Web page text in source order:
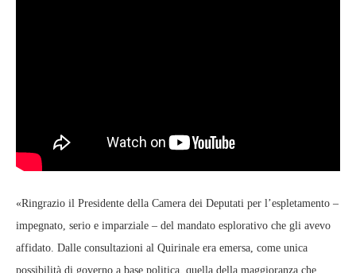
«Ringrazio il Presidente della Camera dei Deputati per l’espletamento –
impegnato, serio e imparziale – del mandato esplorativo che gli avevo
affidato. Dalle consultazioni al Quirinale era emersa, come unica
possibilità di governo a base politica, quella della maggioranza che